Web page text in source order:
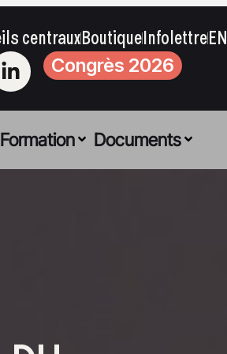
centrauxBoutiqueInfolettreEN
Congrès 2026
Formation Documents